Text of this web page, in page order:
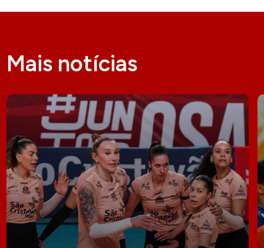
Mais notícias